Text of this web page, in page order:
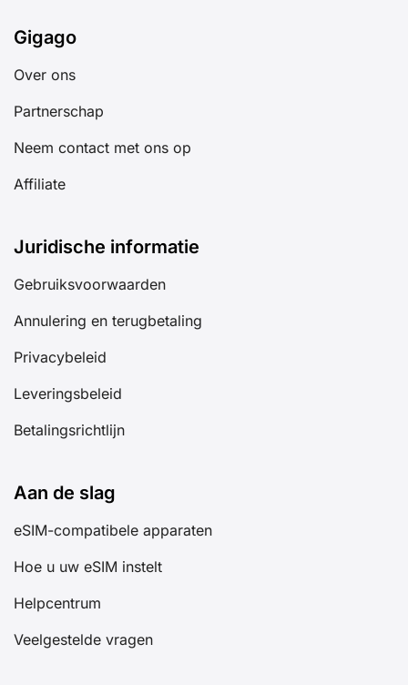
Gigago
Over ons
Partnerschap
Neem contact met ons op
Affiliate
Juridische informatie
Gebruiksvoorwaarden
Annulering en terugbetaling
Privacybeleid
Leveringsbeleid
Betalingsrichtlijn
Aan de slag
eSIM-compatibele apparaten
Hoe u uw eSIM instelt
Helpcentrum
Veelgestelde vragen